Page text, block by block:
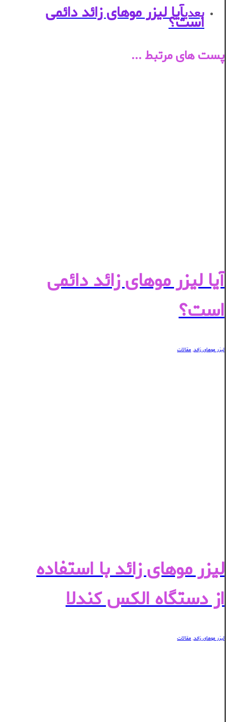
بعدیآیا لیزر موهای زائد دائمیاست؟
پست های مرتبط ...
آیا لیزر موهای زائد دائمی
است؟
لیزر موهای زائد, مقالات
لیزر موهای زائد با استفاده
از دستگاه الکس کندلا
لیزر موهای زائد, مقالات